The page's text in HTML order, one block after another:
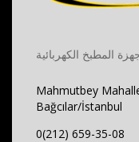
Mahmutbey
Bağcılar/İstanbul
0(212) 659-35-08